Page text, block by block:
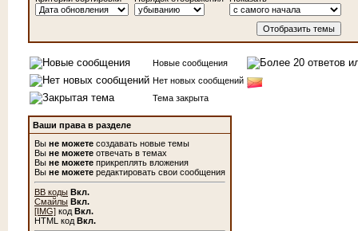
Новые сообщения
Нет новых сообщений
Тема закрыта
Ваши права в разделе
Вы не можете создавать новые темы
Вы не можете отвечать в темах
Вы не можете прикреплять вложения
Вы не можете редактировать свои сообщения
BB коды Вкл.
Смайлы Вкл.
[IMG] код Вкл.
HTML код Вкл.